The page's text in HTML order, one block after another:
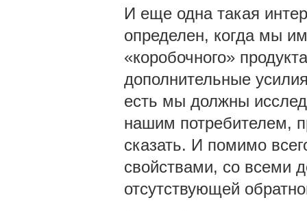
И еще одна такая
определен, когда мы
«коробочного»
дополнительные
есть мы должны
нашим потребителем,
сказать. И помимо
свойствами, со всеми
отсутствующей